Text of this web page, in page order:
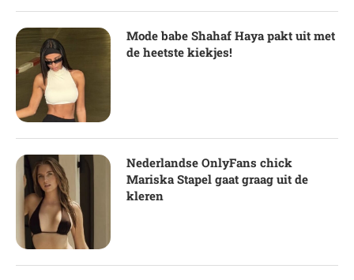
Mode babe Shahaf Haya pakt uit met
de heetste kiekjes!
Nederlandse OnlyFans chick
Mariska Stapel gaat graag uit de
kleren